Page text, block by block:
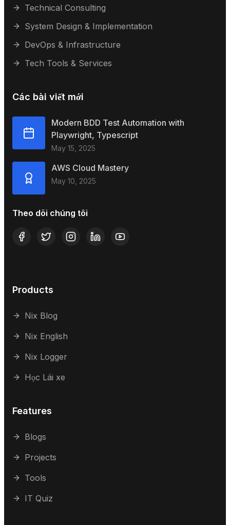
Technical Consulting
System Design & Implementation
DevOps & Infrastructure
Tech Tools & Services
Các bài viết mới
Modern BDD Test Automation with
Playwright, Typescript
May 15, 2025
AWS Cloud Mastery
May 10, 2025
Theo dõi chúng tôi
Products
Nix Blog
Nix English
Nix Logger
Học Lái xe
Features
Blogs
Projects
Tools
IT Quiz